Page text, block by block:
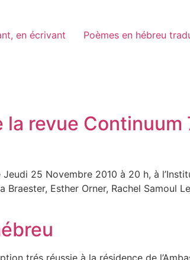
en écrivant Poèmes en hébreu
revue Continuum
25 Novembre 2010 à 20 h, à
Esther Orner, Rachel Samoul
trés réussie à la résidence de